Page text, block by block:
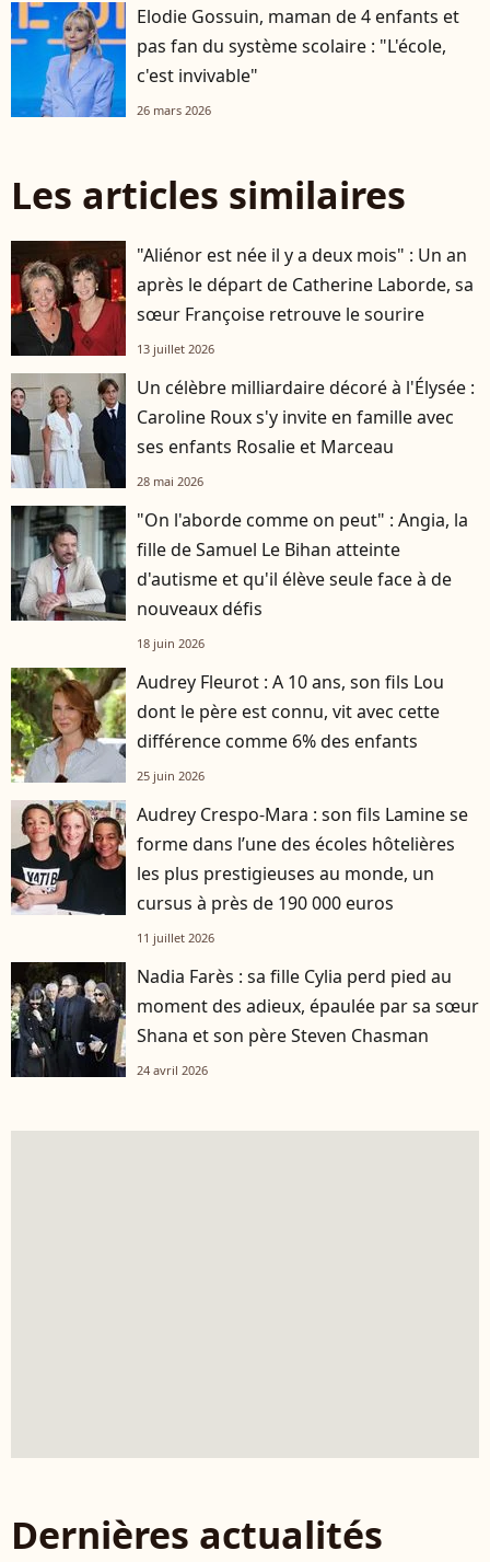
Elodie Gossuin, maman de 4 enfants et
pas fan du système scolaire : "L'école,
c'est invivable"
26 mars 2026
Les articles similaires
"Aliénor est née il y a deux mois" : Un an
après le départ de Catherine Laborde, sa
sœur Françoise retrouve le sourire
13 juillet 2026
Un célèbre milliardaire décoré à l'Élysée :
Caroline Roux s'y invite en famille avec
ses enfants Rosalie et Marceau
28 mai 2026
"On l'aborde comme on peut" : Angia, la
fille de Samuel Le Bihan atteinte
d'autisme et qu'il élève seule face à de
nouveaux défis
18 juin 2026
Audrey Fleurot : A 10 ans, son fils Lou
dont le père est connu, vit avec cette
différence comme 6% des enfants
25 juin 2026
Audrey Crespo-Mara : son fils Lamine se
forme dans l’une des écoles hôtelières
les plus prestigieuses au monde, un
cursus à près de 190 000 euros
11 juillet 2026
Nadia Farès : sa fille Cylia perd pied au
moment des adieux, épaulée par sa sœur
Shana et son père Steven Chasman
24 avril 2026
Dernières actualités